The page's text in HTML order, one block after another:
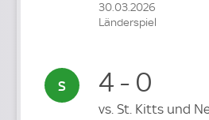
30.03.2026
Länderspiel
4 - 0
vs. St. Kitts und